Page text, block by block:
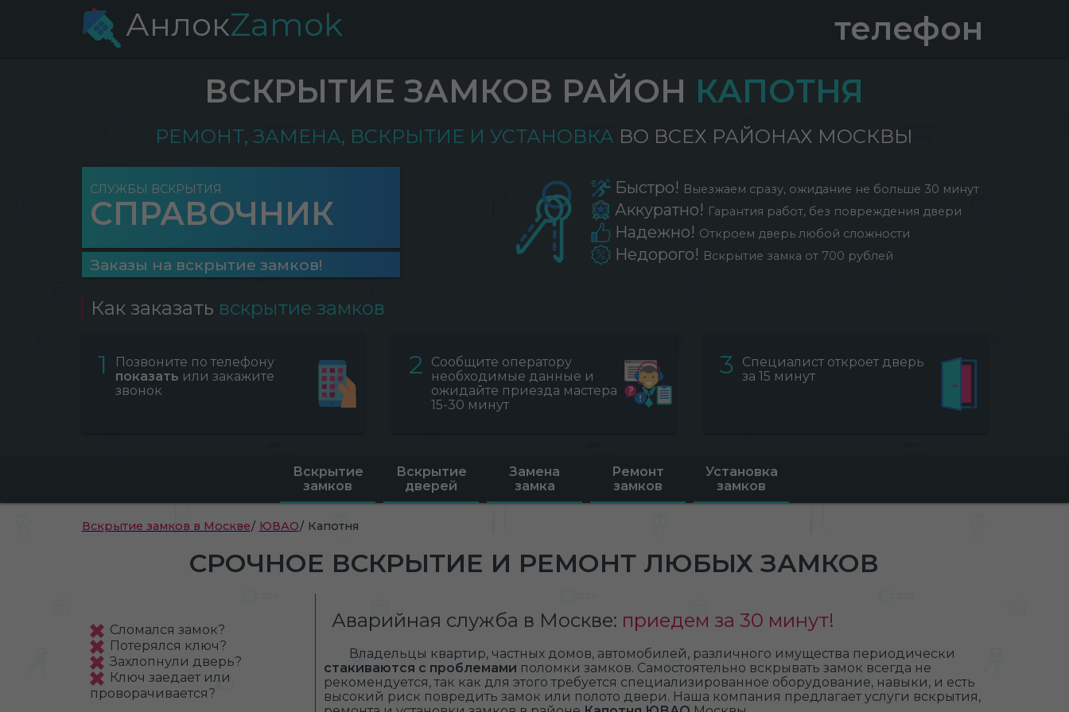
АнлокZamok
телефон
ВСКРЫТИЕ ЗАМКОВ РАЙОН КАПОТНЯ
РЕМОНТ, ЗАМЕНА, ВСКРЫТИЕ И УСТАНОВКА ВО ВСЕХ РАЙОНАХ МОСКВЫ
СЛУЖБЫ ВСКРЫТИЯ
СПРАВОЧНИК
Заказы на вскрытие замков!
Быстро! Выезжаем сразу, ожидание не больше 30 минут
Аккуратно! Гарантия работ, без повреждения двери
Надежно! Откроем дверь любой сложности
Недорого! Вскрытие замка от 700 рублей
Как заказать вскрытие замков
1
Позвоните по телефону
показать или закажите
звонок
2
Сообщите оператору
необходимые данные и
ожидайте приезда мастера
15-30 минут
3
Специалист откроет дверь
за 15 минут
Вскрытие
замков
Вскрытие
дверей
Замена
замка
Ремонт
замков
Установка
замков
Вскрытие замков в Москве ЮВАО Капотня
СРОЧНОЕ ВСКРЫТИЕ И РЕМОНТ ЛЮБЫХ ЗАМКОВ
Сломался замок?
Потерялся ключ?
Захлопнули дверь?
Ключ заедает или
проворачивается?
Аварийная служба в Москве: приедем за 30 минут!
Владельцы квартир, частных домов, автомобилей, различного имущества периодически
стакиваются с проблемами поломки замков. Самостоятельно вскрывать замок всегда не
рекомендуется, так как для этого требуется специализированное оборудование, навыки, и есть
высокий риск повредить замок или полото двери. Наша компания предлагает услуги вскрытия,